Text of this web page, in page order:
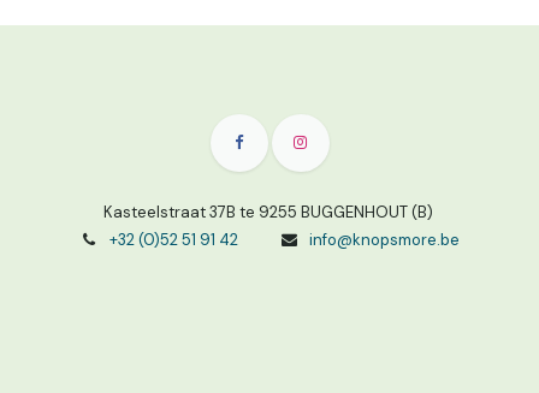
Kasteelstraat 37B te 9255 BUGGENHOUT (B)
+32 (0)52 51 91 42
info@knopsmore.be